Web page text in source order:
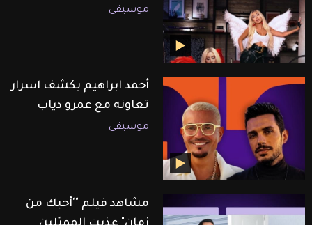
موسيقى
أحمد ابراهيم يكشف اسرار
تعاونه مع عمرو دياب
موسيقى
مشاهد فيلم "'أحبك من